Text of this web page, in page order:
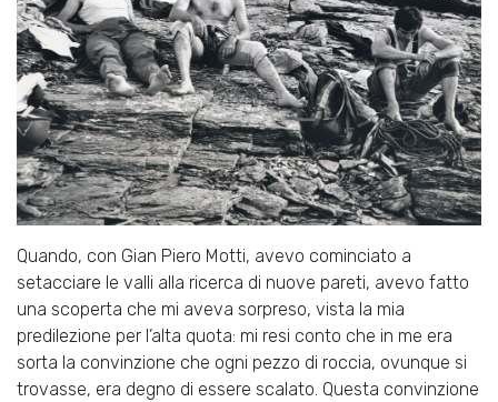
Quando, con Gian Piero Motti, avevo cominciato a
setacciare le valli alla ricerca di nuove pareti, avevo fatto
una scoperta che mi aveva sorpreso, vista la mia
predilezione per l’alta quota: mi resi conto che in me era
sorta la convinzione che ogni pezzo di roccia, ovunque si
trovasse, era degno di essere scalato. Questa convinzione